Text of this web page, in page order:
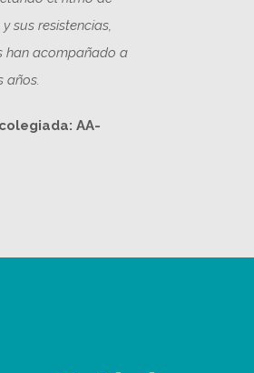
sus resistencias,
han acompañado a
años.
AA-